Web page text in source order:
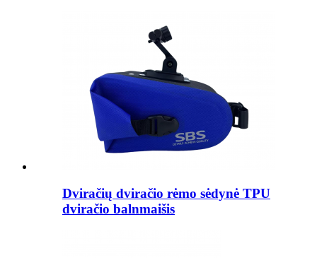
Dviračių dviračio rėmo sėdynė TPU
dviračio balnmaišis